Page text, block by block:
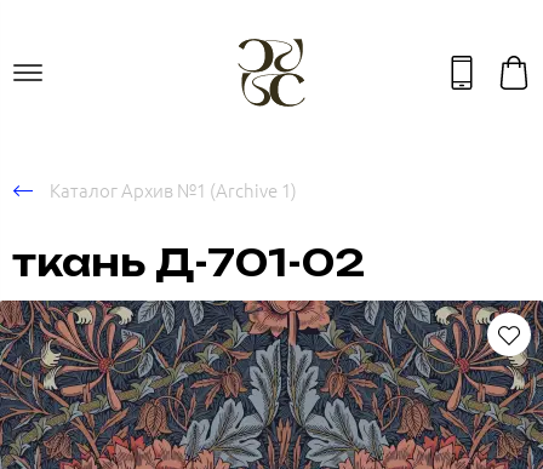
Каталог Архив №1 (Archive 1)
ткань Д-701-02